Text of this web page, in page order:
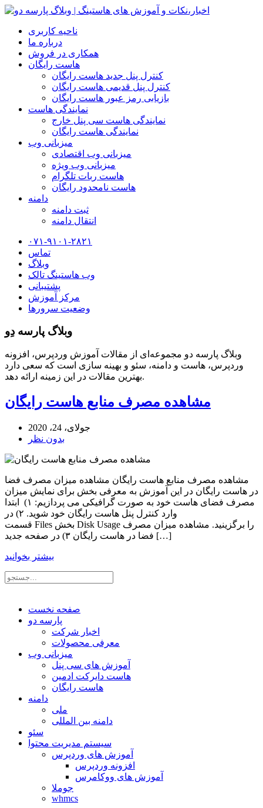
ناحیه کاربری
درباره ما
همکاری در فروش
هاست رایگان
کنترل پنل جدید هاست رایگان
کنترل پنل قدیمی هاست رایگان
بازیابی رمز عبور هاست رایگان
نمایندگی هاست
نمایندگی هاست سی پنل خارج
نمایندگی هاست رایگان
میزبانی وب
میزبانی وب اقتصادی
میزبانی وب ویژه
هاست ربات تلگرام
هاست نامحدود رایگان
دامنه
ثبت دامنه
انتقال دامنه
۰۷۱-۹۱۰۱-۲۸۲۱
تماس
وبلاگ
وب هاستینگ تالک
پشتیبانی
مرکز آموزش
وضعیت سرورها
وبلاگ پارسه دِو
وبلاگ پارسه دو مجموعه‌ای از مقالات آموزش وردپرس، افزونه
وردپرس، هاست و دامنه، سئو و بهینه سازی است که سعی دارد
بهترین مقالات در این زمینه ارائه دهد.
مشاهده مصرف منابع هاست رایگان
جولای، 24، 2020
بدون نظر
مشاهده مصرف منابع هاست رایگان مشاهده میزان مصرف فضا
در هاست رایگان در این آموزش به معرفی بخش برای نمایش میزان
مصرف فضای هاست خود به صورت گرافیکی می پردازیم: ۱) ابتدا
وارد کنترل پنل هاست رایگان خود شوید. ۲) در
قسمت Files بخش Disk Usage را برگزینید. مشاهده میزان مصرف
فضا در هاست رایگان ۳) در صفحه جدید […]
بیشتر بخوانید
صفحه نخست
پارسه دو
اخبار شرکت
معرفی محصولات
میزبانی وب
آموزش های سی پنل
هاست دایرکت ادمین
هاست رایگان
دامنه
ملی
دامنه بین المللی
سئو
سیستم مدیریت محتوا
آموزش های وردپرس
افزونه وردپرس
آموزش های ووکامرس
جوملا
whmcs